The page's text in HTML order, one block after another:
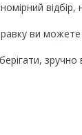
ви
зручно